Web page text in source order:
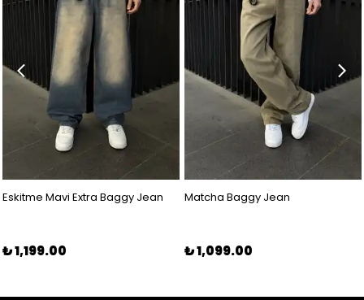
Eskitme Mavi Extra Baggy Jean
₺ 1,199.00
Matcha Baggy Jean
₺ 1,099.00